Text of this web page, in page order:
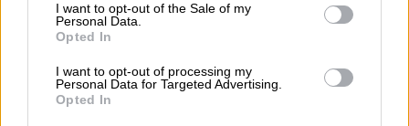
I want to opt-out of the Sale of my
Personal Data.
Opted In
I want to opt-out of processing my
Personal Data for Targeted Advertising.
Opted In